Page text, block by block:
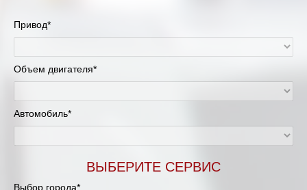
Привод*
Объем двигателя*
Автомобиль*
ВЫБЕРИТЕ СЕРВИС
Выбор города*